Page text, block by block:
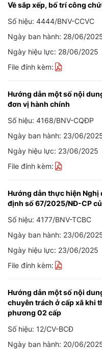
Về sắp xếp, bố trí công
Số hiệu: 4444/BNV-CCVC
Ngày ban hành: 28/06/
Ngày hiệu lực: 28/06/2025
File đính kèm:
Hướng dẫn một số nội
đơn vị hành chính
Số hiệu: 4168/BNV-CQĐP
Ngày ban hành: 23/06/
Ngày hiệu lực: 23/06/2025
File đính kèm:
Hướng dẫn thực hiện Nghị
định số 67/2025/NĐ-CP
Số hiệu: 4177/BNV-TCBC
Ngày ban hành: 23/06/
Ngày hiệu lực: 23/06/2025
File đính kèm:
Hướng dẫn một số nội
chuyên trách ở cấp xã khi
phương 02 cấp
Số hiệu: 12/CV-BCĐ
Ngày ban hành: 20/06/